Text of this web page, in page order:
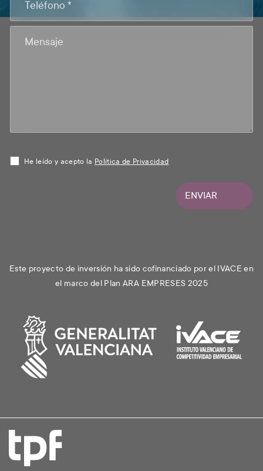
He leído y acepto la Política de Privacidad
ENVIAR
Este proyecto de inversión ha sido cofinanciado por el IVACE en
el marco del Plan ARA EMPRESES 2025